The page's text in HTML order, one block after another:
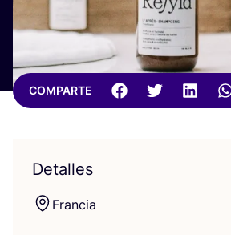
COMPARTE
Detalles
Fran­cia